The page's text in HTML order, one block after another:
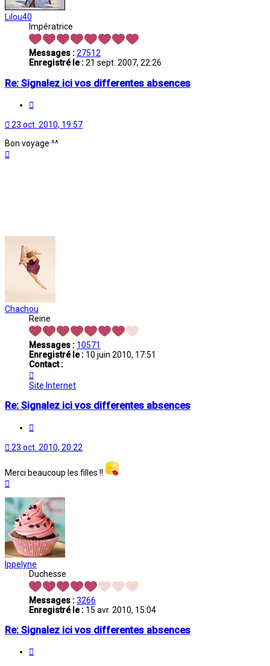
Lilou40
Impératrice
Messages :27512
Enregistré le :21 sept. 2007, 22:26
Re: Signalez ici vos differentes absences
23 oct. 2010, 19:57
Bon voyage ^^
Chachou
Reine
Messages : 10571
Enregistré le : 10 juin 2010, 17:51
Contact :
Chachou
Site Internet
Re: Signalez ici vos differentes absences
23 oct. 2010, 20:22
Merci beaucoup les filles !!
Ippelyne
Duchesse
Messages :3266
Enregistré le : 15 avr. 2010, 15:04
Re: Signalez ici vos differentes absences